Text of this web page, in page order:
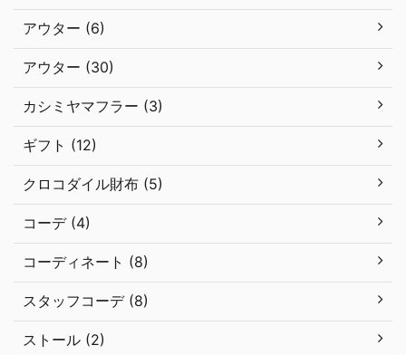
アウター (6)
アウター (30)
カシミヤマフラー (3)
ギフト (12)
クロコダイル財布 (5)
コーデ (4)
コーディネート (8)
スタッフコーデ (8)
ストール (2)